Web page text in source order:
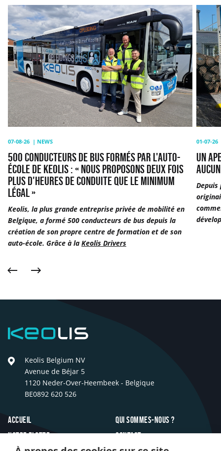
500
conducteurs
de
bus
formés
par
l'auto-
école
de
Keolis
:
«
Nous
proposons
deux
fois
plus
d'heures
de
conduite
que
minimum
07-08-26 | NEWS
500 CONDUCTEURS DE BUS FORMÉS PAR L'AUTO-
ÉCOLE DE KEOLIS : « NOUS PROPOSONS DEUX FOIS
PLUS D'HEURES DE CONDUITE QUE LE MINIMUM
LÉGAL »
Keolis, la plus grande entreprise privée de mobilité en
Belgique, a formé 500 conducteurs de bus depuis la
création de son propre centre de formation et de son
auto-école. Grâce à la Keolis Drivers
Un
du
métier
de
«
ne
se
»
01-07-26
UN
Depuis
PrécédentSuivant
Keolis
Keolis Belgium NV
Avenue de Béjar 5
1120 Neder-Over-Heembeek - Belgique
BE0892 620 526
Footer
Accueil
Notre flotte
Qui sommes-nous ?
Contact